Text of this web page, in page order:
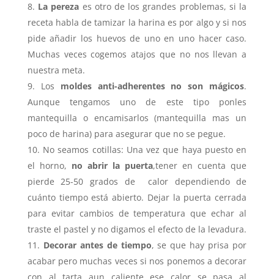
La pereza es otro de los grandes problemas, si la
receta habla de tamizar la harina es por algo y si nos
pide añadir los huevos de uno en uno hacer caso.
Muchas veces cogemos atajos que no nos llevan a
nuestra meta.
Los moldes anti-adherentes no son mágicos.
Aunque tengamos uno de este tipo ponles
mantequilla o encamisarlos (mantequilla mas un
poco de harina) para asegurar que no se pegue.
No seamos cotillas: Una vez que haya puesto en
el horno, no abrir la puerta,tener en cuenta que
pierde 25-50 grados de calor dependiendo de
cuánto tiempo está abierto. Dejar la puerta cerrada
para evitar cambios de temperatura que echar al
traste el pastel y no digamos el efecto de la levadura.
Decorar antes de tiempo, se que hay prisa por
acabar pero muchas veces si nos ponemos a decorar